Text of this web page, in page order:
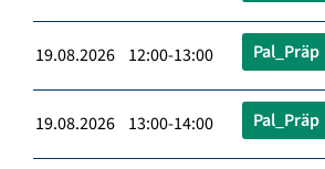
19.08.2026 12:00-13:00 Pal_Präp
19.08.2026 13:00-14:00 Pal_Präp